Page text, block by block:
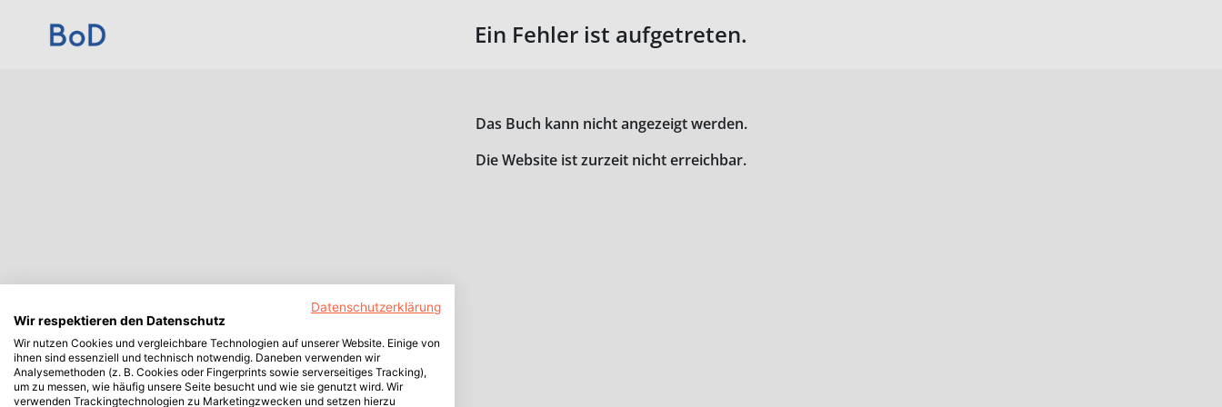
Ein Fehler ist aufgetreten.
Das Buch kann nicht angezeigt werden.
Die Website ist zurzeit nicht erreichbar.
Datenschutzerklärung
Wir respektieren den Datenschutz
Wir nutzen Cookies und vergleichbare Technologien auf unserer Website. Einige von
ihnen sind essenziell und technisch notwendig. Daneben verwenden wir
Analysemethoden (z. B. Cookies oder Fingerprints sowie serverseitiges Tracking),
um zu messen, wie häufig unsere Seite besucht und wie sie genutzt wird. Wir
verwenden Trackingtechnologien zu Marketingzwecken und setzen hierzu